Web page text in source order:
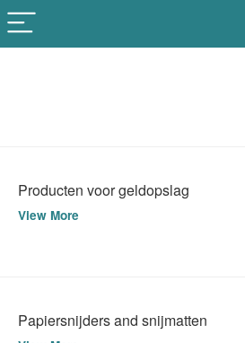
Producten voor geldopslag
View More
Papiersnijders and snijmatten